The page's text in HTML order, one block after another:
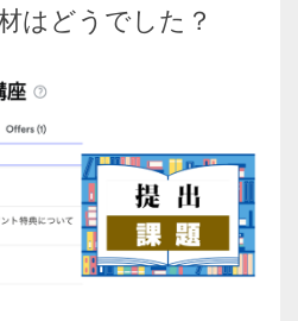
はどうでした？